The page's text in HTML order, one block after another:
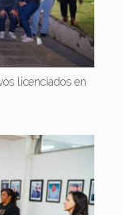
licenciados en